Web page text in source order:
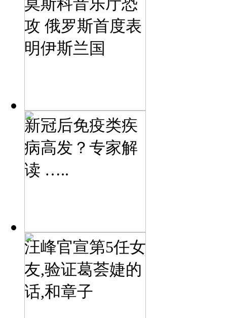
攻 俄罗斯首度表
明伊斯兰国
新冠后免疫类疾
病高发？专家解
读 …..
汪峰官宣第5任女
友,验证葛荟婕的
话,和章子